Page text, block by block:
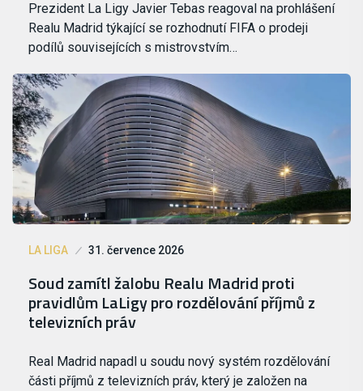
Prezident La Ligy Javier Tebas reagoval na prohlášení
Realu Madrid týkající se rozhodnutí FIFA o prodeji
podílů souvisejících s mistrovstvím…
LA LIGA 31. července 2026
Soud zamítl žalobu Realu Madrid proti
pravidlům LaLigy pro rozdělování příjmů z
televizních práv
Real Madrid napadl u soudu nový systém rozdělování
části příjmů z televizních práv, který je založen na